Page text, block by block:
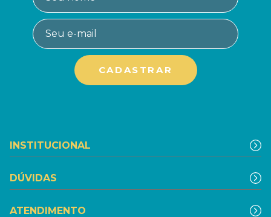
INSTITUCIONAL
DÚVIDAS
ATENDIMENTO